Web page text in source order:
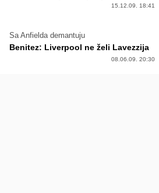
15.12.09. 18:41
Sa Anfielda demantuju
Benitez: Liverpool ne želi Lavezzija
08.06.09. 20:30